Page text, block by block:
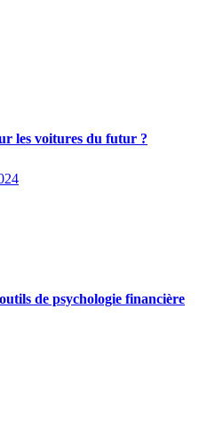
les voitures du futur ?
de psychologie financière